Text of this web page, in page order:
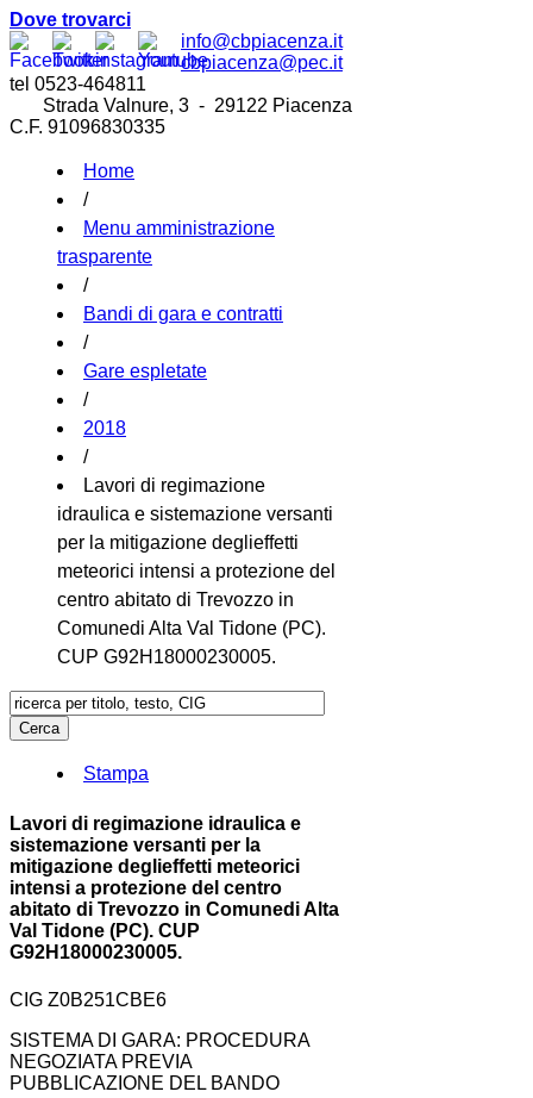
Dove trovarci
info@cbpiacenza.it
cbpiacenza@pec.it
tel 0523-464811
Strada Valnure, 3 - 29122 Piacenza
C.F. 91096830335
Home
/
Menu amministrazione
trasparente
/
Bandi di gara e contratti
/
Gare espletate
/
2018
/
Lavori di regimazione
idraulica e sistemazione versanti
per la mitigazione deglieffetti
meteorici intensi a protezione del
centro abitato di Trevozzo in
Comunedi Alta Val Tidone (PC).
CUP G92H18000230005.
Stampa
Lavori di regimazione idraulica e
sistemazione versanti per la
mitigazione deglieffetti meteorici
intensi a protezione del centro
abitato di Trevozzo in Comunedi Alta
Val Tidone (PC). CUP
G92H18000230005.
CIG Z0B251CBE6
SISTEMA DI GARA: PROCEDURA
NEGOZIATA PREVIA
PUBBLICAZIONE DEL BANDO